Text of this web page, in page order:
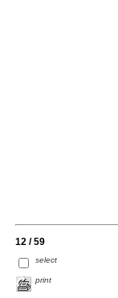
12 / 59
select
print